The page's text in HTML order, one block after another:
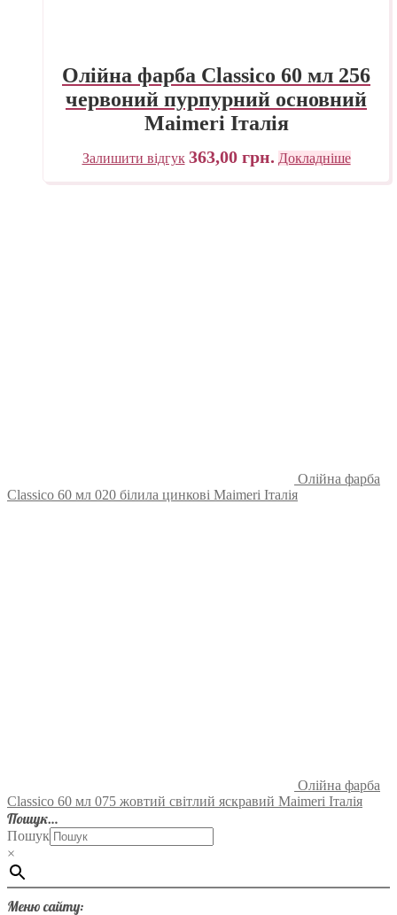
Олійна фарба Classico 60 мл 256
червоний пурпурний основний
Maimeri Італія
Залишити відгук 363,00 грн. Докладніше
Олійна фарба
Classico 60 мл 020 білила цинкові Maimeri Італія
Олійна фарба
Classico 60 мл 075 жовтий світлий яскравий Maimeri Італія
Пошук…
Пошук
×
Меню сайту: